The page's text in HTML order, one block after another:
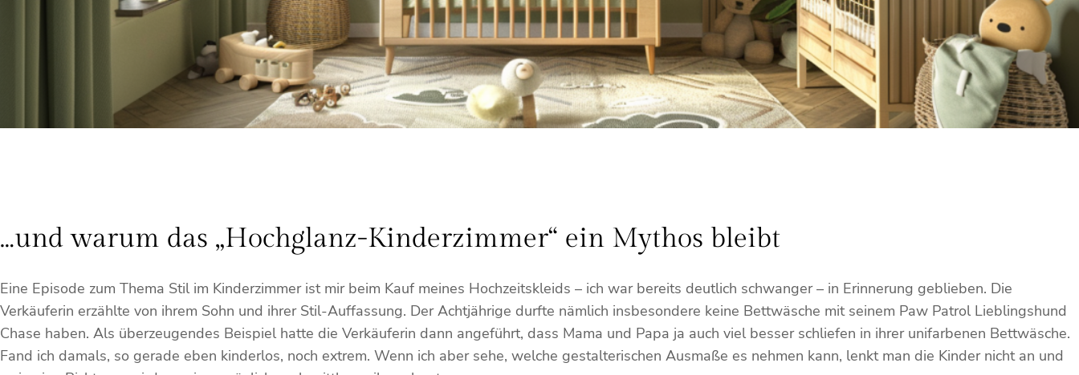
…und warum das „Hochglanz-Kinderzimmer“ ein Mythos bleibt
Eine Episode zum Thema Stil im Kinderzimmer ist mir beim Kauf meines Hochzeitskleids – ich war bereits deutlich schwanger – in Erinnerung geblieben. Die
Verkäuferin erzählte von ihrem Sohn und ihrer Stil-Auffassung. Der Achtjährige durfte nämlich insbesondere keine Bettwäsche mit seinem Paw Patrol Lieblingshund
Chase haben. Als überzeugendes Beispiel hatte die Verkäuferin dann angeführt, dass Mama und Papa ja auch viel besser schliefen in ihrer unifarbenen Bettwäsche.
Fand ich damals, so gerade eben kinderlos, noch extrem. Wenn ich aber sehe, welche gestalterischen Ausmaße es nehmen kann, lenkt man die Kinder nicht an und